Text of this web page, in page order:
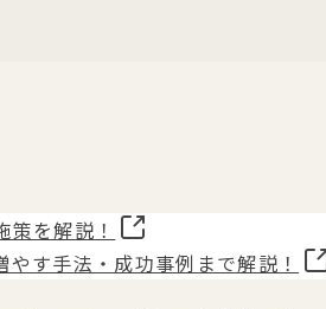
を解説！
す手法・成功事例まで解説！